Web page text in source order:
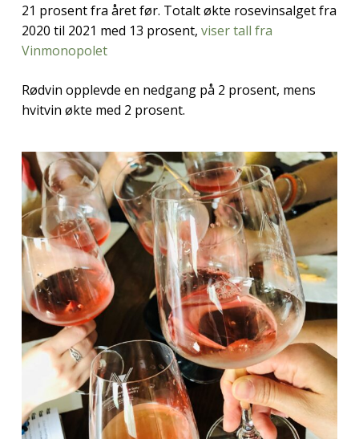
21 prosent fra året før. Totalt økte rosevinsalget fra
2020 til 2021 med 13 prosent, viser tall fra
Vinmonopolet
Rødvin opplevde en nedgang på 2 prosent, mens
hvitvin økte med 2 prosent.